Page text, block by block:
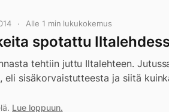
Alle 1 min lukukokemus
spotattu
tehtiin juttu Iltalehteen.
eli sisäkorvaistutteesta ja siitä
Lue loppuun.